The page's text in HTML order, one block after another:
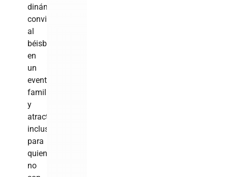
dinámicas
convierten
al
béisbol
en
un
evento
familiar
y
atractivo,
incluso
para
quienes
no